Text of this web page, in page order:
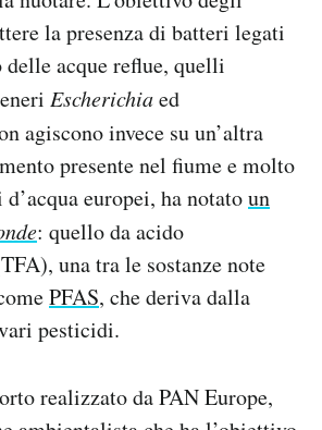
la presenza di batteri legati
acque reflue, quelli
Escherichiaed
agiscono invece su un’altra
presente nel fiume e molto
europei, ha notatoun
: quello da acido
una tra le sostanze note
PFAS, che deriva dalla
pesticidi.
realizzato da PAN Europe,